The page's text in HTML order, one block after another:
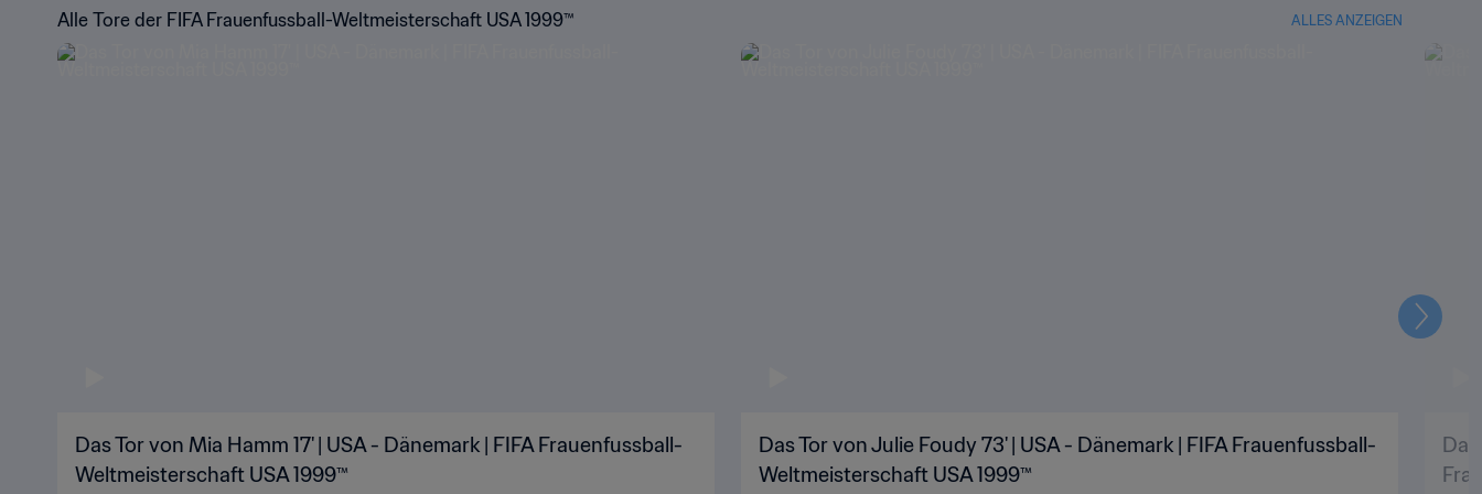
Alle Tore der FIFA Frauenfussball-Weltmeisterschaft USA 1999™ ALLES ANZEIGEN
Das Tor von Mia Hamm 17' | USA - Dänemark | FIFA Frauenfussball-
Weltmeisterschaft USA 1999™
Das Tor von Julie Foudy 73' | USA - Dänemark | FIFA Frauenfussball-
Weltmeisterschaft USA 1999™
Weiter